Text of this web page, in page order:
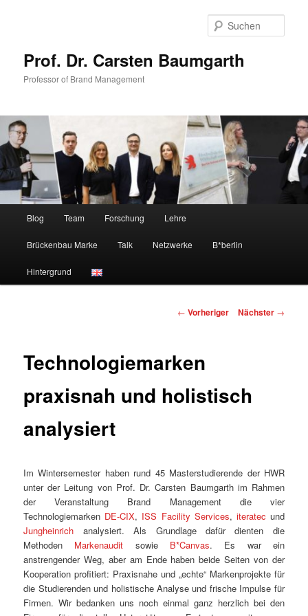
Prof. Dr. Carsten Baumgarth
Professor of Brand Management
Blog Team Forschung Lehre
Brückenbau Marke Talk Netzwerke B*berlin
Hintergrund
Beitragsnavigation
← Vorheriger Nächster →
Technologiemarken
praxisnah und holistisch
analysiert
Im Wintersemester haben rund 45 Masterstudierende der HWR
unter der Leitung von Prof. Dr. Carsten Baumgarth im Rahmen
der Veranstaltung Brand Management die vier
Technologiemarken DE-CIX, ISS Facility Services, iteratec und
Jungheinrich analysiert. Als Grundlage dafür dienten die
Methoden Markenaudit sowie B*Canvas. Es war ein
anstrengender Weg, aber am Ende haben beide Seiten von der
Kooperation profitiert: Praxisnahe und „echte“ Markenprojekte für
die Studierenden und holistische Analyse und frische Impulse für
Firmen. Wir bedanken uns noch einmal ganz herzlich bei den